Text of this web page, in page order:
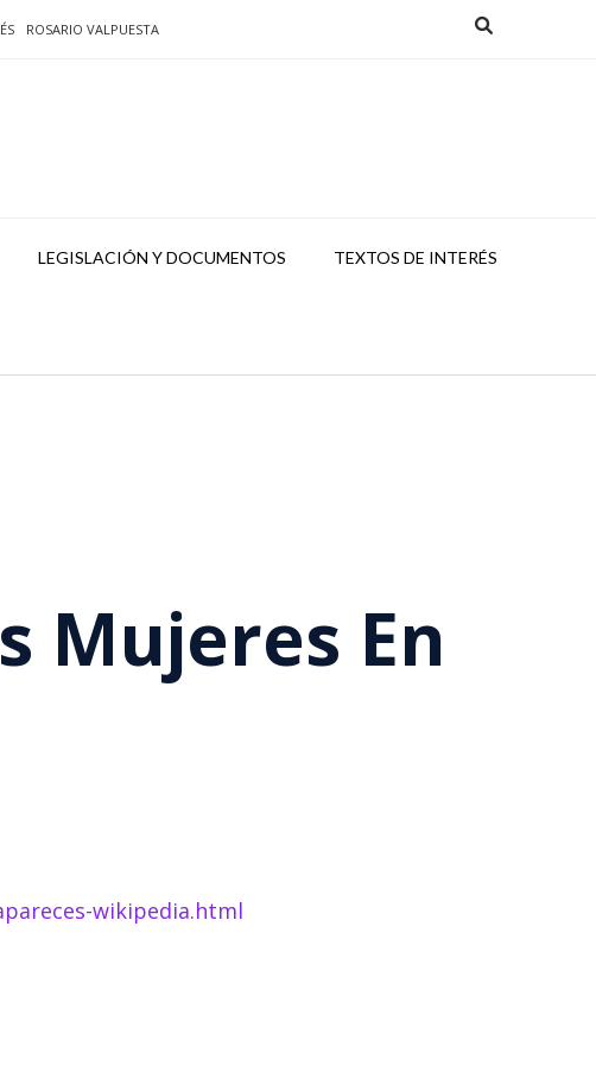
ROSARIO VALPUESTA
LEGISLACIÓN Y DOCUMENTOS TEXTOS DE INTERÉS
Mujeres En
wikipedia.html